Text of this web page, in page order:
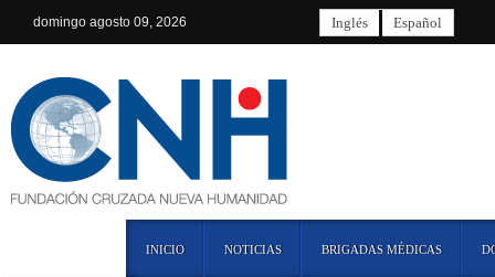
domingo agosto 09, 2026 Inglés Español
INICIO NOTICIAS BRIGADAS MÉDICAS